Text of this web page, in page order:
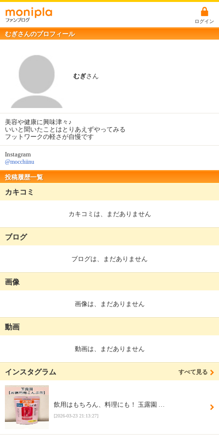
ログイン
むぎさんのプロフィール
むぎさん
美容や健康に興味津々♪
いいと聞いたことはとりあえずやってみる
フットワークの軽さが自慢です
Instagram
@mocchiinu
投稿履歴一覧
カキコミ
カキコミは、まだありません
ブログ
ブログは、まだありません
画像
画像は、まだありません
動画
動画は、まだありません
インスタグラム すべて見る
飲用はもちろん、料理にも！ 玉露園 …
[2026-03-23 21:13:27]